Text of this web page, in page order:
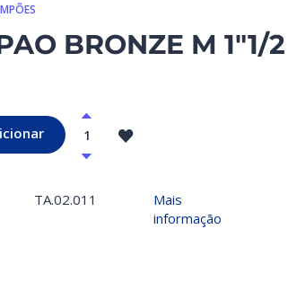
BRONZE M 1″1/2
TA.02.011
Mais
informação